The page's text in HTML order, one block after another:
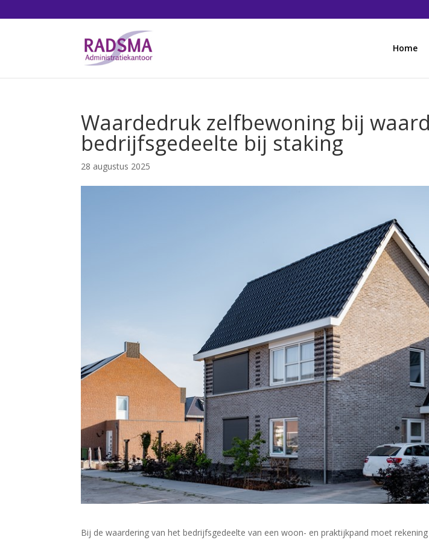
Home
Waardedruk zelfbewoning bij
bedrijfsgedeelte bij staking
28 augustus 2025
Bij de waardering van het bedrijfsgedeelte van een woon- en praktijkpand moet